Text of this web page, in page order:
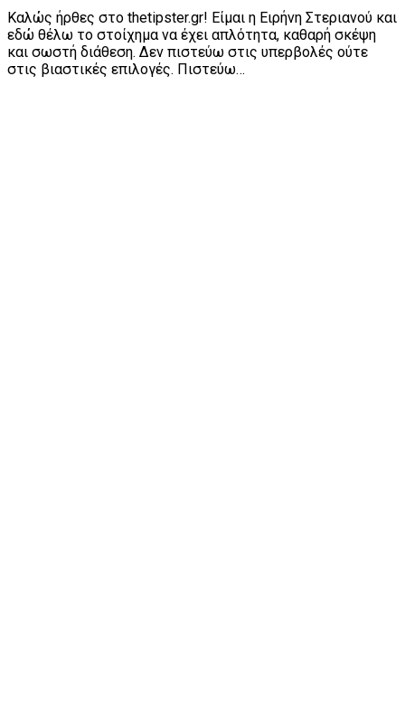
Καλώς ήρθες στο thetipster.gr! Είμαι η Ειρήνη Στεριανού και
εδώ θέλω το στοίχημα να έχει απλότητα, καθαρή σκέψη
και σωστή διάθεση. Δεν πιστεύω στις υπερβολές ούτε
στις βιαστικές επιλογές. Πιστεύω…